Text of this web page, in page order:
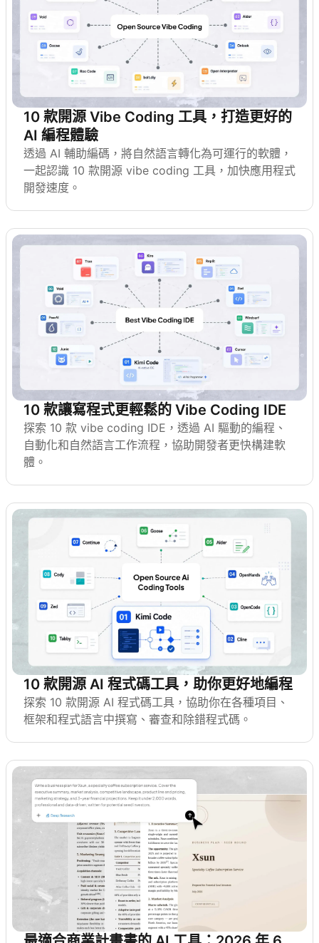
10 款開源 Vibe Coding 工具，打造更好的
AI 編程體驗
透過 AI 輔助編碼，將自然語言轉化為可運行的軟體，
一起認識 10 款開源 vibe coding 工具，加快應用程式
開發速度。
10 款讓寫程式更輕鬆的 Vibe Coding IDE
探索 10 款 vibe coding IDE，透過 AI 驅動的編程、
自動化和自然語言工作流程，協助開發者更快構建軟
體。
10 款開源 AI 程式碼工具，助你更好地編程
探索 10 款開源 AI 程式碼工具，協助你在各種項目、
框架和程式語言中撰寫、審查和除錯程式碼。